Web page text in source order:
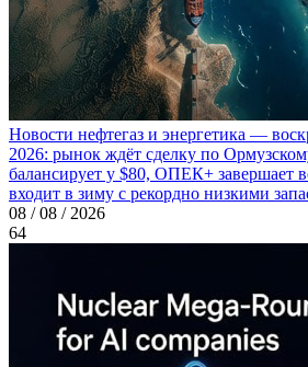
Новости нефтегаз и энергетика —
2026: рынок ждёт сделку по
балансирует у $80, ОПЕК+ завершает
входит в зиму с рекордно низкими
08 / 08 / 2026
64